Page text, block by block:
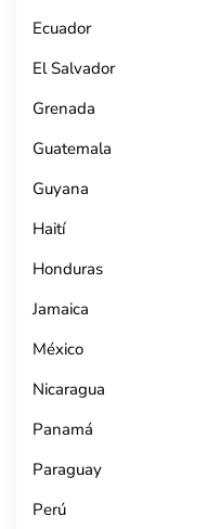
Ecuador
El Salvador
Grenada
Guatemala
Guyana
Haití
Honduras
Jamaica
México
Nicaragua
Panamá
Paraguay
Perú